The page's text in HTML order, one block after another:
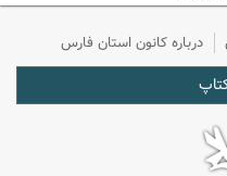
درباره کانون استان فارس